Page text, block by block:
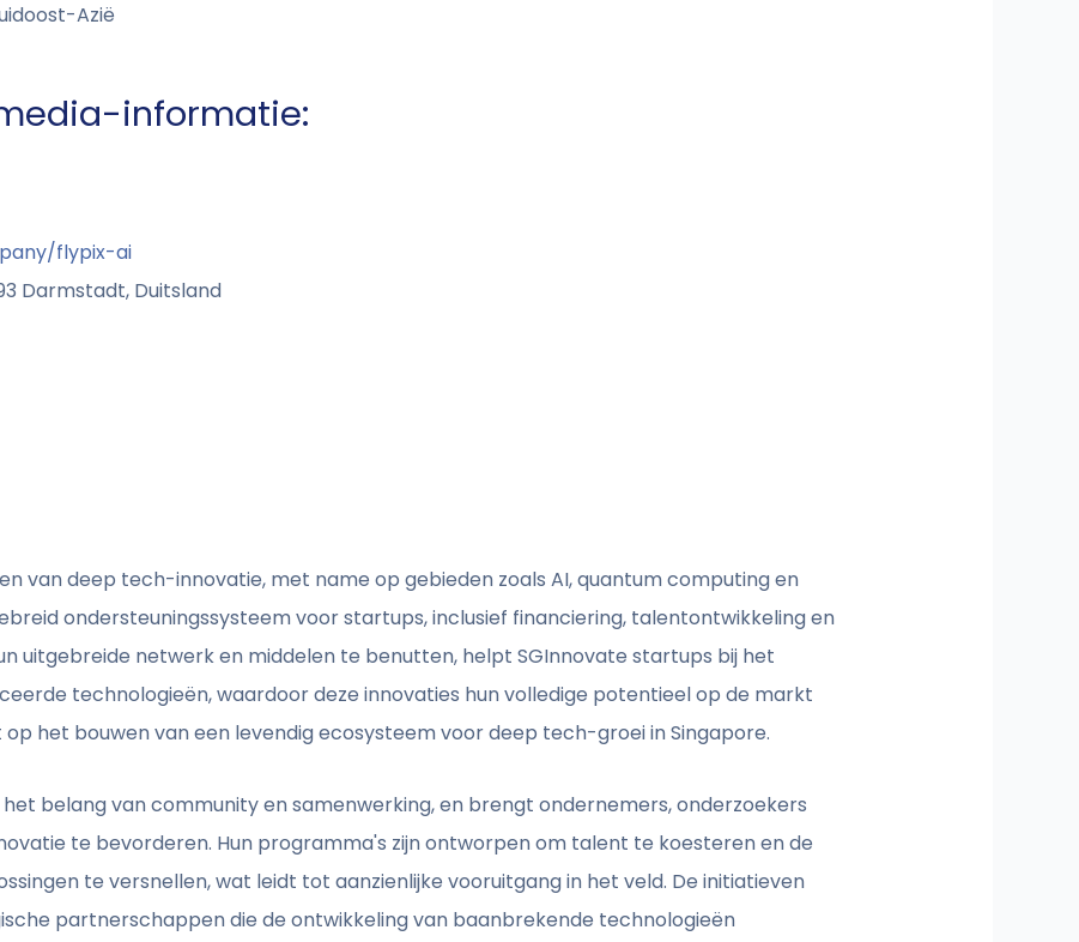
Azië
informatie:
flypix-ai
Darmstadt, Duitsland
van deep tech-innovatie, met name op gebieden zoals AI, quantum computing en
ondersteuningssysteem voor startups, inclusief financiering, talentontwikkeling en
uitgebreide netwerk en middelen te benutten, helpt SGInnovate startups bij het
technologieën, waardoor deze innovaties hun volledige potentieel op de markt
op het bouwen van een levendig ecosysteem voor deep tech-groei in Singapore.
belang van community en samenwerking, en brengt ondernemers, onderzoekers
te bevorderen. Hun programma's zijn ontworpen om talent te koesteren en de
te versnellen, wat leidt tot aanzienlijke vooruitgang in het veld. De initiatieven
partnerschappen die de ontwikkeling van baanbrekende technologieën